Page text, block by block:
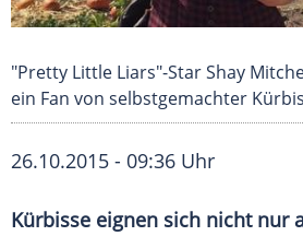
"Pretty Little Liars"-Star Shay
ein Fan von selbstgemachter
26.10.2015 - 09:36 Uhr
Kürbisse eignen sich nicht nur